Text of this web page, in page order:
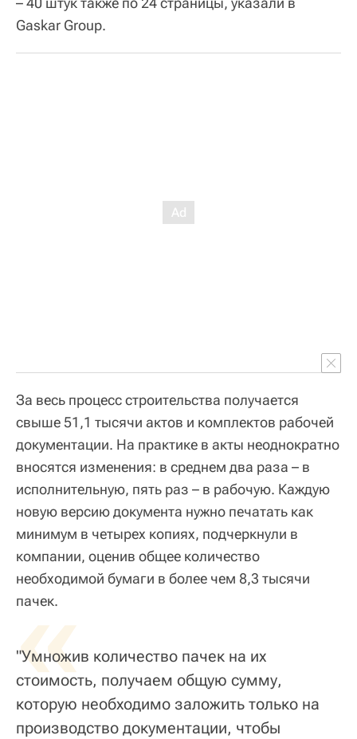
Gaskar Group.
За весь процесс строительства получается
свыше 51,1 тысячи актов и комплектов рабочей
документации. На практике в акты неоднократно
вносятся изменения: в среднем два раза – в
исполнительную, пять раз – в рабочую. Каждую
новую версию документа нужно печатать как
минимум в четырех копиях, подчеркнули в
компании, оценив общее количество
необходимой бумаги в более чем 8,3 тысячи
пачек.
«
"Умножив количество пачек на их
стоимость, получаем общую сумму,
которую необходимо заложить только на
производство документации, чтобы